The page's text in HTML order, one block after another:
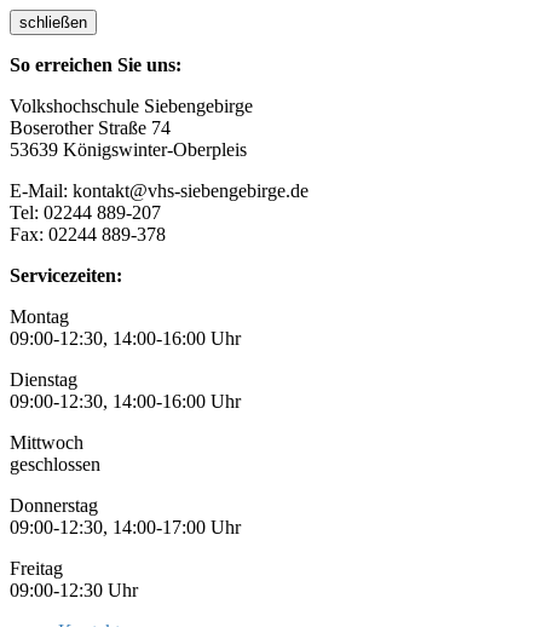
schließen
So erreichen Sie uns:
Volkshochschule Siebengebirge
Boserother Straße 74
53639 Königswinter-Oberpleis
E-Mail: kontakt@vhs-siebengebirge.de
Tel: 02244 889-207
Fax: 02244 889-378
Servicezeiten:
Montag
09:00-12:30, 14:00-16:00 Uhr
Dienstag
09:00-12:30, 14:00-16:00 Uhr
Mittwoch
geschlossen
Donnerstag
09:00-12:30, 14:00-17:00 Uhr
Freitag
09:00-12:30 Uhr